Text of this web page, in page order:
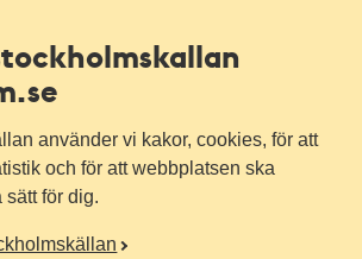
använder vi kakor, cookies, för att
och för att webbplatsen ska
sätt för dig.